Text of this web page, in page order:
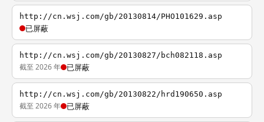
http://cn.wsj.com/gb/20130814/PHO101629.asp
已屏蔽
http://cn.wsj.com/gb/20130827/bch082118.asp
截至 2026 年 已屏蔽
http://cn.wsj.com/gb/20130822/hrd190650.asp
截至 2026 年 已屏蔽